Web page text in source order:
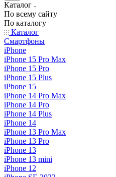
Каталог
По всему сайту
По каталогу
Каталог
Смартфоны
iPhone
iPhone 15 Pro Max
iPhone 15 Pro
iPhone 15 Plus
iPhone 15
iPhone 14 Pro Max
iPhone 14 Pro
iPhone 14 Plus
iPhone 14
iPhone 13 Pro Max
iPhone 13 Pro
iPhone 13
iPhone 13 mini
iPhone 12